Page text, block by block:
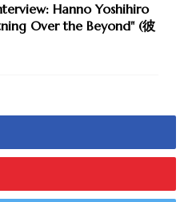
Hanno Yoshihiro
Over the Beyond" (彼